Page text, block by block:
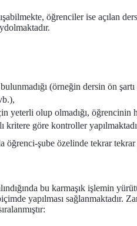
öğrenciler ise açılan
(örneğin dersin ön
yeterli olup olmadığı, öğrencinin
kritere göre kontroller
şube özelinde tekrar tekrar
bu karmaşık işlemin
yapılması sağlanmaktadır.